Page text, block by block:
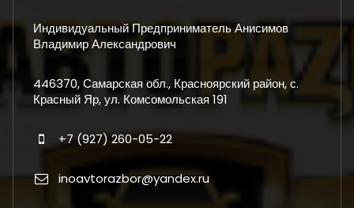
Индивидуальный Предприниматель Анисимов
Владимир Александрович
446370, Самарская обл., Красноярский район, с.
Красный Яр, ул. Комсомольская 191
+7 (927) 260-05-22
inoavtorazbor@yandex.ru